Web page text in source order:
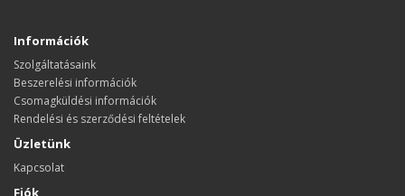
Információk
Szolgáltatásaink
Beszerelési információk
Csomagküldési információk
Rendelési és szerződési feltételek
Üzletünk
Kapcsolat
Fiók